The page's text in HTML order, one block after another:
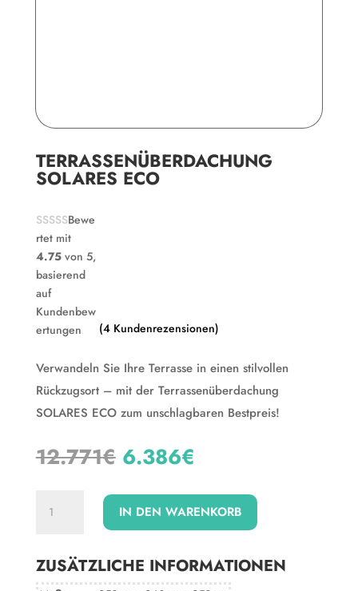
TERRASSENÜBERDACHUNG
SOLARES ECO
Bewe
rtet mit
4.75von 5,
basierend
auf
Kundenbew
ertungen
(4 Kundenrezensionen)
Verwandeln Sie Ihre Terrasse in einen stilvollen
Rückzugsort – mit der Terrassenüberdachung
SOLARES ECO zum unschlagbaren Bestpreis!
12.771€ Ursprünglicher
Preis
war:
12.771€
6.386€
ist:
6.386€.
Terrassenüberdachung
SOLARES
Menge
IN DEN WARENKORB
ZUSÄTZLICHE INFORMATIONEN